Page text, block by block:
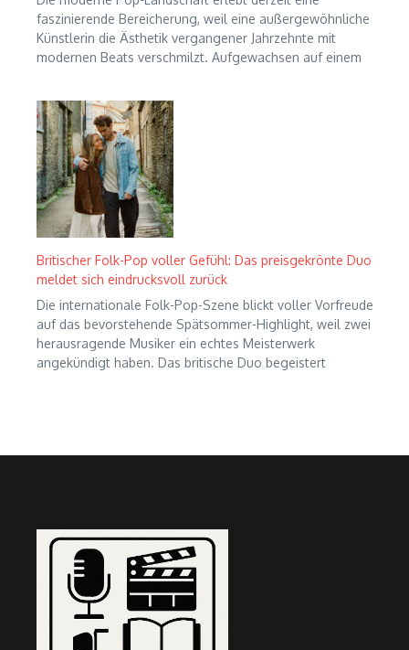
faszinierende Bereicherung, weil eine außergewöhnliche
Künstlerin die Ästhetik vergangener Jahrzehnte mit
modernen Beats verschmilzt. Aufgewachsen auf einem
Britischer Folk-Pop voller Gefühl: Das preisgekrönte Duo
meldet sich eindrucksvoll zurück
Die internationale Folk-Pop-Szene blickt voller Vorfreude
auf das bevorstehende Spätsommer-Highlight, weil zwei
herausragende Musiker ein echtes Meisterwerk
angekündigt haben. Das britische Duo begeistert